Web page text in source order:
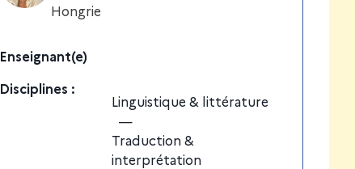
Hongrie
Enseignant(e)
Disciplines :
Linguistique & littérature
—
Traduction &
interprétation